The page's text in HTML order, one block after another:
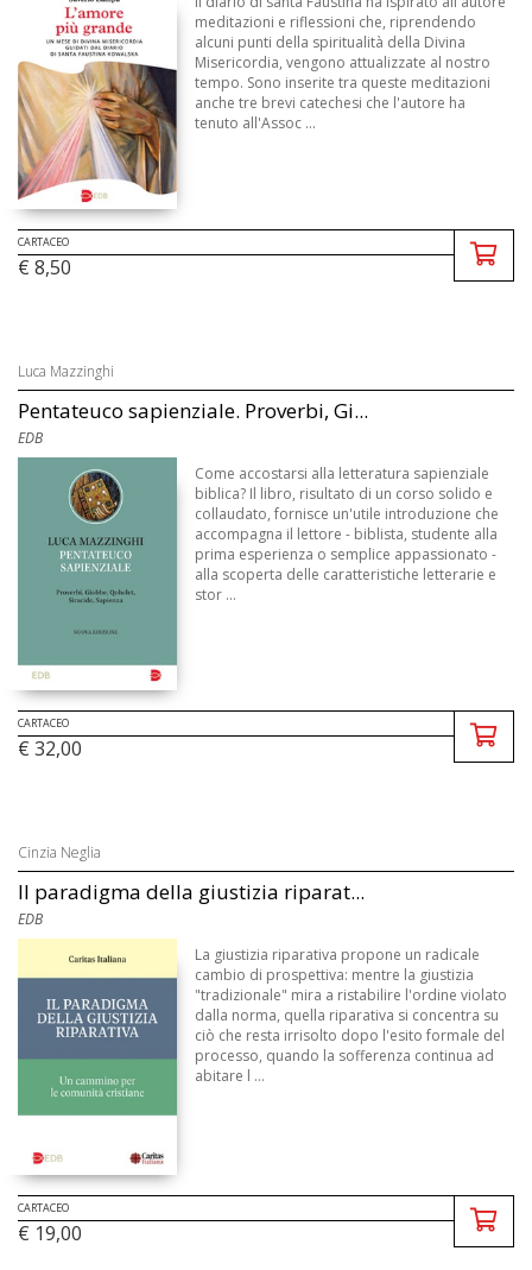
meditazioni e riflessioni che, riprendendo
alcuni punti della spiritualità della Divina
Misericordia, vengono attualizzate al nostro
tempo. Sono inserite tra queste meditazioni
anche tre brevi catechesi che l'autore ha
tenuto all'Assoc ...
CARTACEO
€ 8,50
Luca Mazzinghi
Pentateuco sapienziale. Proverbi, Gi...
EDB
Come accostarsi alla letteratura sapienziale
biblica? Il libro, risultato di un corso solido e
collaudato, fornisce un'utile introduzione che
accompagna il lettore - biblista, studente alla
prima esperienza o semplice appassionato -
alla scoperta delle caratteristiche letterarie e
stor ...
CARTACEO
€ 32,00
Cinzia Neglia
Il paradigma della giustizia riparat...
EDB
La giustizia riparativa propone un radicale
cambio di prospettiva: mentre la giustizia
"tradizionale" mira a ristabilire l'ordine violato
dalla norma, quella riparativa si concentra su
ciò che resta irrisolto dopo l'esito formale del
processo, quando la sofferenza continua ad
abitare l ...
CARTACEO
€ 19,00